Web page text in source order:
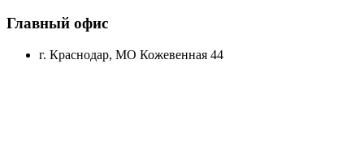
Главный офис
г. Краснодар, МО Кожевенная 44